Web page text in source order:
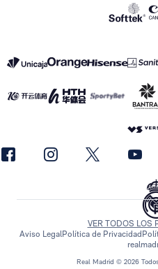
Real Madrid © 2026
VER TODOS LOS
Aviso LegalPolítica de Privacidad